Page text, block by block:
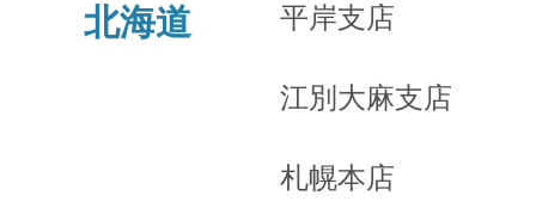
北海道 平岸支店
江別大麻支店
札幌本店